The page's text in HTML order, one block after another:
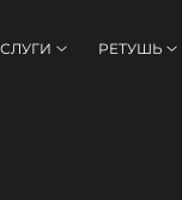
РЕТУШЬ